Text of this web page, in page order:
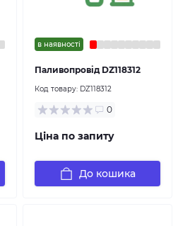
в наявності
Паливопровід DZ118312
Код товару: DZ118312
0
Ціна по запиту
До кошика